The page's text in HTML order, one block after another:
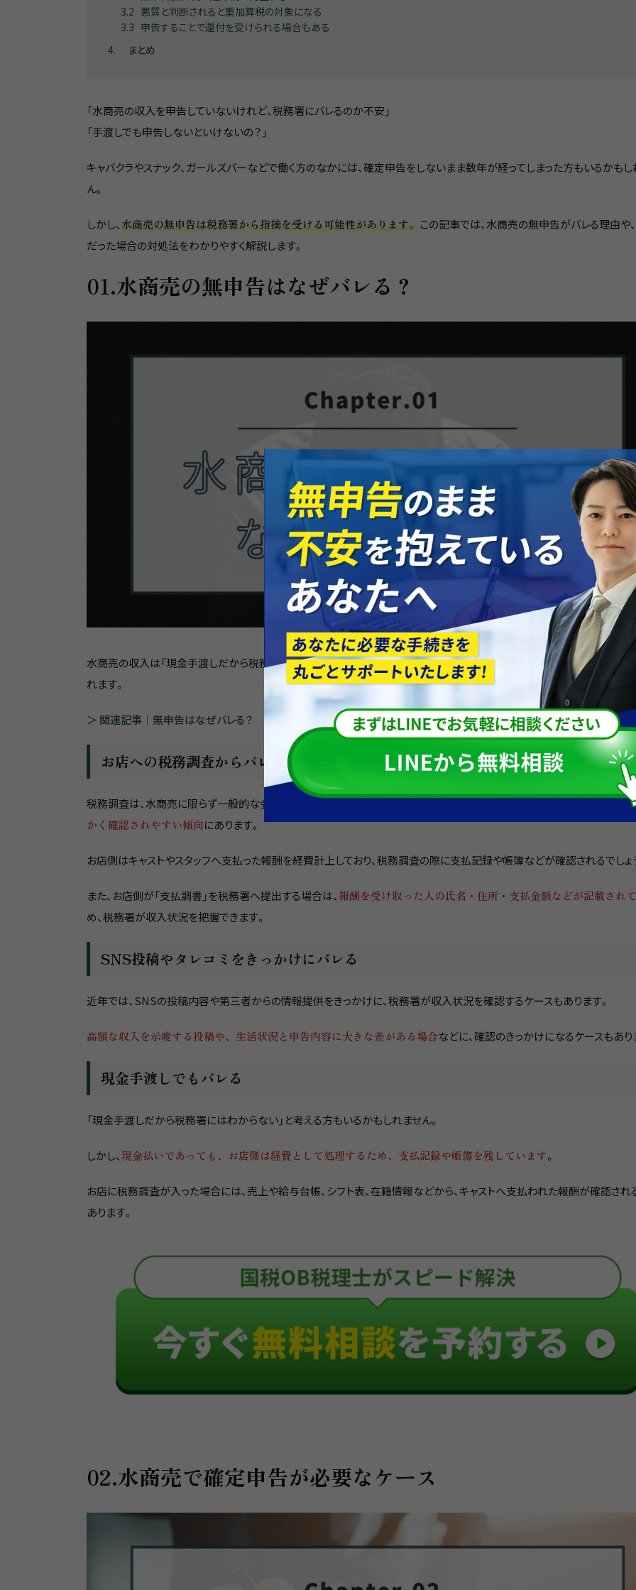
3.2 悪質と判断されると重加算税の対象になる
3.3 申告することで還付を受けられる場合もある
4
まとめ
「水商売の収入を申告していないけれど、税務署にバレるのか不安」
「手渡しでも申告しないといけないの？」
キャバクラやスナック、ガールズバーなどで働く方のなかには、確定申告をしないまま数年が経ってしまった方もいるかもし
ん。
しかし、水商売の無申告は税務署から指摘を受ける可能性があります。この記事では、水商売の無申告がバレる理由や
だった場合の対処法をわかりやすく解説します。
01.水商売の無申告はなぜバレる？
水商売の収入は「現金手渡しだから税務署にはわからない」と思われがちですが、実際には、さまざまな方法で収入状況
れます。
＞ 関連記事｜無申告はなぜバレる？
お店への税務調査からバレる
税務調査は、水商売に限らず一般的な会社や店舗でも行われるものですが、現金取引が多い業種では、お金の流れにつ
かく確認されやすい傾向にあります。
お店側はキャストやスタッフへ支払った報酬を経費計上しており、税務調査の際に支払記録や帳簿などが確認されるでしょ
また、お店側が「支払調書」を税務署へ提出する場合は、 報酬を受け取った人の氏名・住所・支払金額などが記載され
め、税務署が収入状況を把握できます。
SNS投稿やタレコミをきっかけにバレる
近年では、SNSの投稿内容や第三者からの情報提供をきっかけに、税務署が収入状況を確認するケースもあります。
高額な収入を示唆する投稿や、生活状況と申告内容に大きな差がある場合などに、確認のきっかけになるケースもあり
現金手渡しでもバレる
「現金手渡しだから税務署にはわからない」と考える方もいるかもしれません。
しかし、 現金払いであっても、お店側は経費として処理するため、支払記録や帳簿を残しています。
お店に税務調査が入った場合には、売上や給与台帳、シフト表、在籍情報などから、キャストへ支払われた報酬が確認され
あります。
02.水商売で確定申告が必要なケース